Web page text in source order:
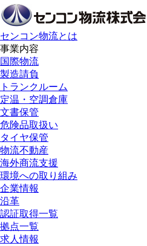
センコン物流とは
事業内容
国際物流
製造請負
トランクルーム
定温・空調倉庫
文書保管
危険品取扱い
タイヤ保管
物流不動産
海外商流支援
環境への取り組み
企業情報
沿革
認証取得一覧
拠点一覧
求人情報